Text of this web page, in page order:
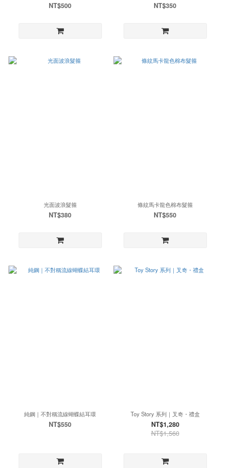
NT$500 NT$350
光面波浪髮箍
NT$380
條紋馬卡龍色棉布髮箍
NT$550
純鋼｜不對稱流線蝴蝶結耳環
NT$550
Toy Story 系列｜叉奇・禮盒
NT$1,280
NT$1,560